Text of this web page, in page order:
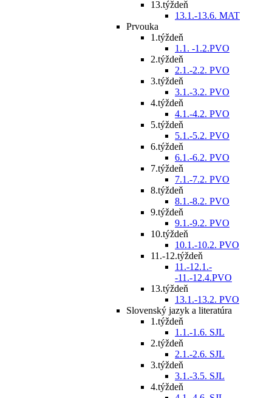
13.týždeň
13.1.-13.6. MAT
Prvouka
1.týždeň
1.1. -1.2.PVO
2.týždeň
2.1.-2.2. PVO
3.týždeň
3.1.-3.2. PVO
4.týždeň
4.1.-4.2. PVO
5.týždeň
5.1.-5.2. PVO
6.týždeň
6.1.-6.2. PVO
7.týždeň
7.1.-7.2. PVO
8.týždeň
8.1.-8.2. PVO
9.týždeň
9.1.-9.2. PVO
10.týždeň
10.1.-10.2. PVO
11.-12.týždeň
11.-12.1.-
-11.-12.4.PVO
13.týždeň
13.1.-13.2. PVO
Slovenský jazyk a literatúra
1.týždeň
1.1.-1.6. SJL
2.týždeň
2.1.-2.6. SJL
3.týždeň
3.1.-3.5. SJL
4.týždeň